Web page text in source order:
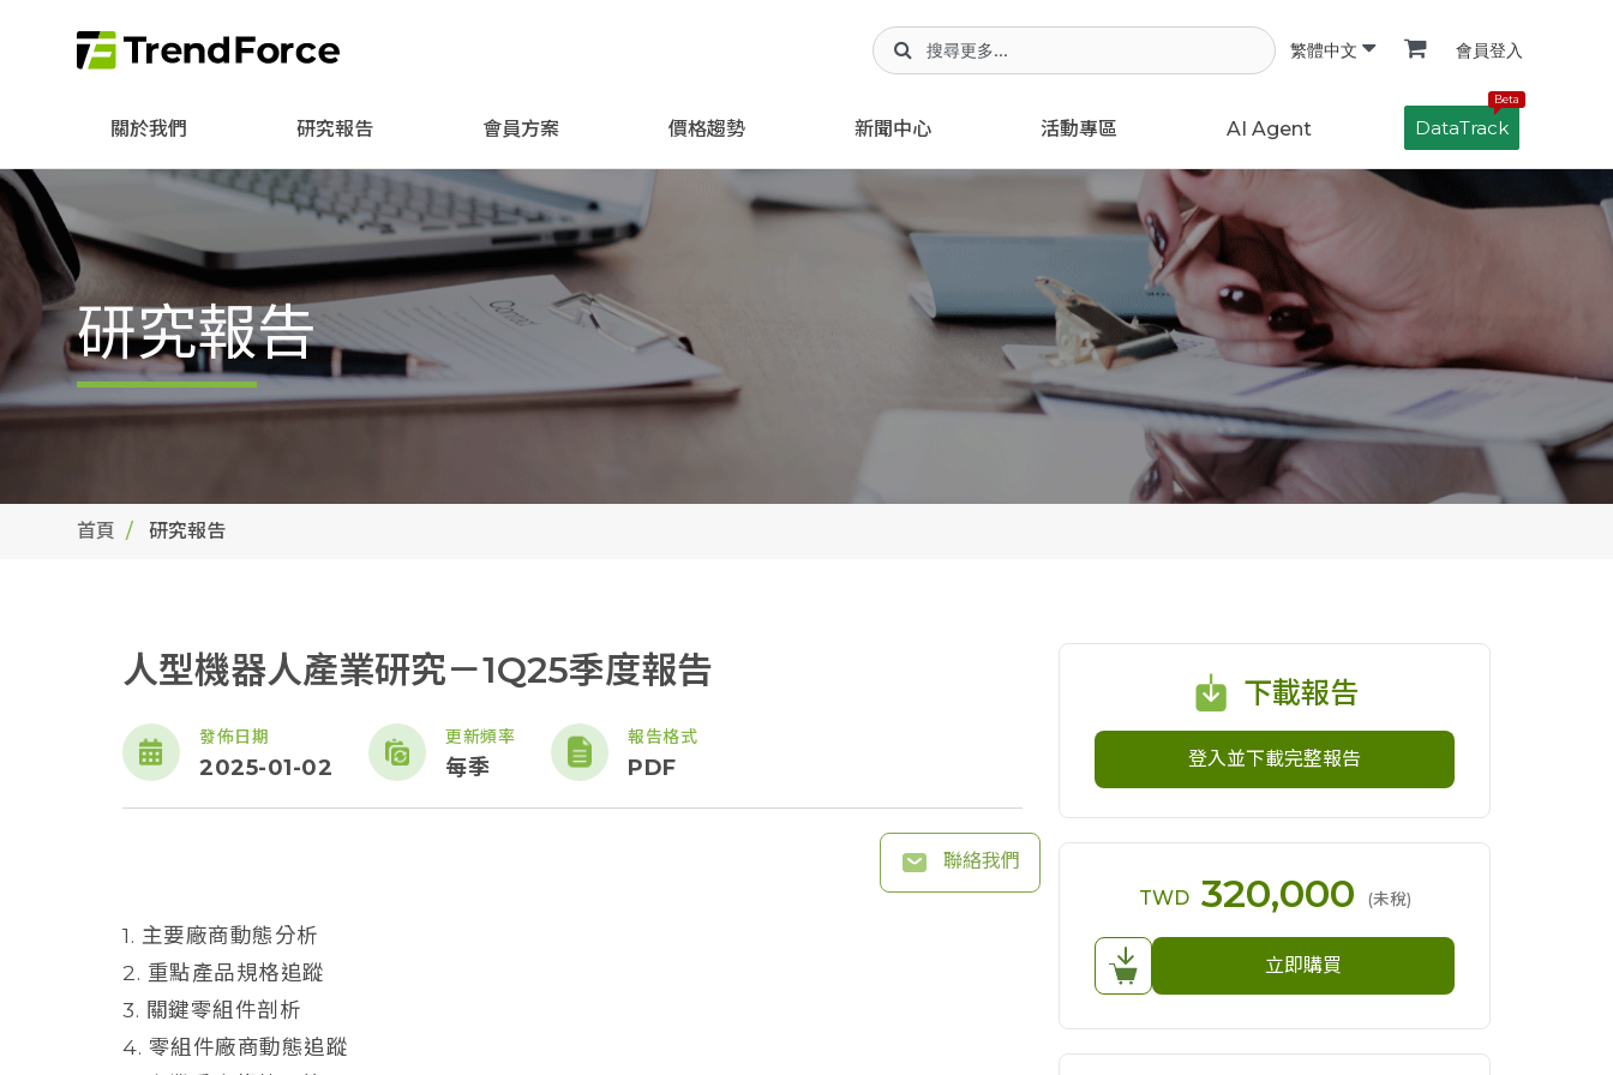
繁體中文 會員登入
關於我們 研究報告 會員方案 價格趨勢 新聞中心 活動專區 AI Agent
Beta
DataTrack
研究報告
首頁 研究報告
人型機器人產業研究－1Q25季度報告
發佈日期
2025-01-02
更新頻率
每季
報告格式
PDF
聯絡我們
1. 主要廠商動態分析
2. 重點產品規格追蹤
3. 關鍵零組件剖析
4. 零組件廠商動態追蹤
下載報告
登入並下載完整報告
TWD 320,000 (未稅)
立即購買